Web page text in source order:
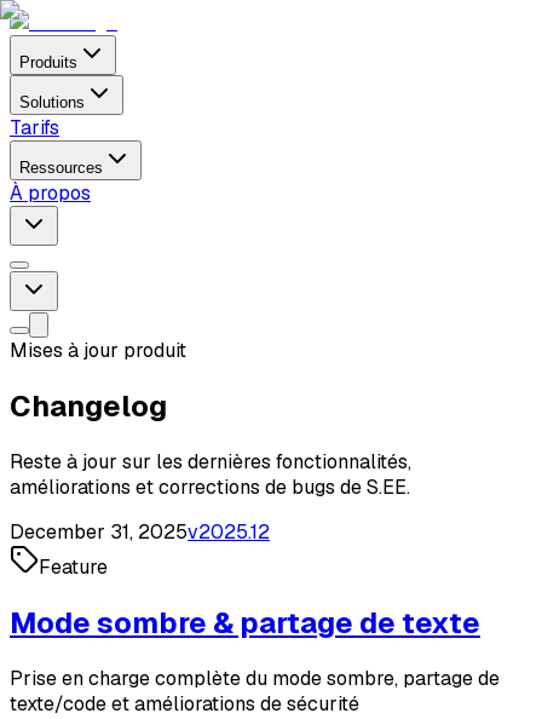
Produits
Solutions
Tarifs
Ressources
À propos
Mises à jour produit
Changelog
Reste à jour sur les dernières fonctionnalités,
améliorations et corrections de bugs de S.EE.
December 31, 2025v2025.12
Feature
Mode sombre & partage de texte
Prise en charge complète du mode sombre, partage de
texte/code et améliorations de sécurité